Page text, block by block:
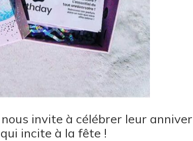
nous invite à célébrer leur
incite à la fête !